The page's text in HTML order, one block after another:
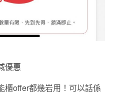
優惠
櫃offer都幾岩用！可以話係